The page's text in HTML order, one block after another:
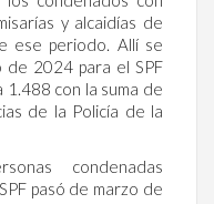
y alcaidías de
ese periodo. Allí se
de 2024 para el SPF
con la suma de
de la Policía de la
condenadas
pasó de marzo de